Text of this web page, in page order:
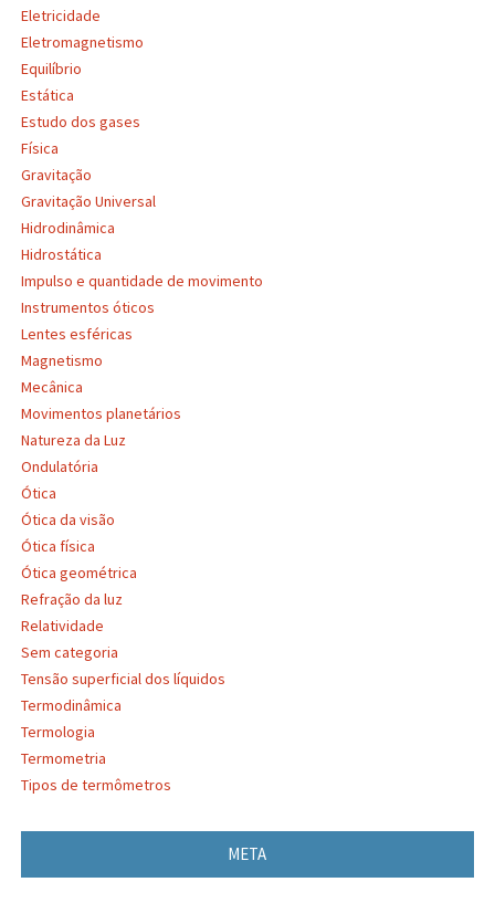
Eletricidade
Eletromagnetismo
Equilíbrio
Estática
Estudo dos gases
Física
Gravitação
Gravitação Universal
Hidrodinâmica
Hidrostática
Impulso e quantidade de movimento
Instrumentos óticos
Lentes esféricas
Magnetismo
Mecânica
Movimentos planetários
Natureza da Luz
Ondulatória
Ótica
Ótica da visão
Ótica física
Ótica geométrica
Refração da luz
Relatividade
Sem categoria
Tensão superficial dos líquidos
Termodinâmica
Termologia
Termometria
Tipos de termômetros
META